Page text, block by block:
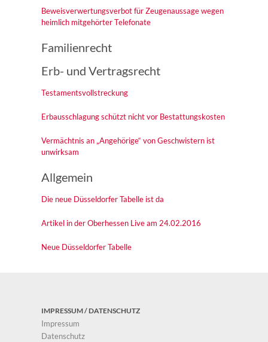
Beweisverwertungsverbot für Zeugenaussage wegen
heimlich mitgehörter Telefonate
Familienrecht
Erb- und Vertragsrecht
Testamentsvollstreckung
Erbausschlagung schützt nicht vor Bestattungskosten
Vermächtnis an „Angehörige“ von Geschwistern ist
unwirksam
Allgemein
Die neue Düsseldorfer Tabelle ist da
Artikel in der Oberhessen Live am 24.02.2016
Neue Düsseldorfer Tabelle
IMPRESSUM / DATENSCHUTZ
Impressum
Datenschutz